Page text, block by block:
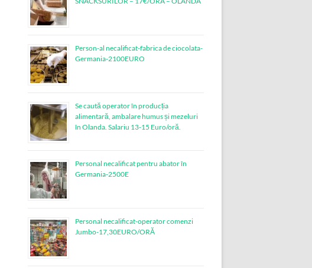
Person-al necalificat-fabrica de ciocolata-
Germania-2100EURO
Se caută operator în producția
alimentară, ambalare humus și mezeluri
în Olanda. Salariu 13-15 Euro/oră.
Personal necalificat pentru abator în
Germania-2500E
Personal necalificat-operator comenzi
Jumbo-17,30EURO/ORĂ